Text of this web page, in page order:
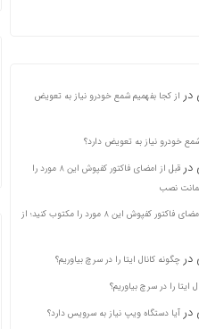
در از کجا بفهمیم شمع خودرو نیاز به تعویض
خودرو نیاز به تعویض دارد؟
در
قبل از امضای فاکتور کفپوش این ۸ مورد را
نصب
قبل از امضای فاکتور کفپوش این ۸ مورد را مکتوب کنید؛ از
در چگونه کانال ایتا را در سرچ بیاوریم؟
ایتا را در سرچ بیاوریم؟
در آیا دستگاه ویپ نیاز به سرویس دارد؟